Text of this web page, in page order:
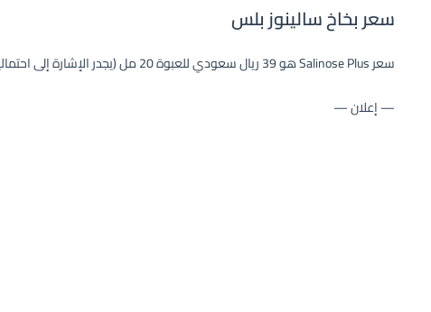
سعر بخاخ سالينوز بلس
سعر Salinose Plus هو 39 ريال سعودي للعبوة 20 مل (يجدر الإشارة إلى احتمالية تغير سعر الدواء وفقًا لتحديثه بالصيدليات).
— إعلان —